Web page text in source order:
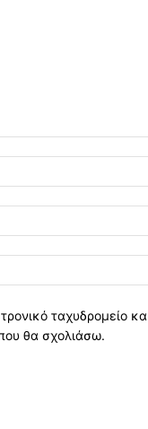
ταχυδρομείο
θα σχολιάσω.